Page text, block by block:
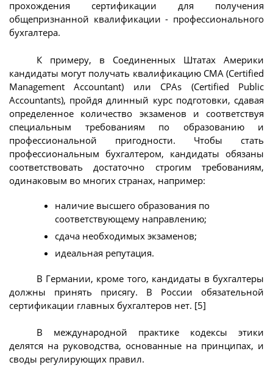
прохождения сертификации для получения
общепризнанной квалификации - профессионального
бухгалтера.
К примеру, в Соединенных Штатах Америки
кандидаты могут получать квалификацию CMA (Certified
Management Accountant) или CPAs (Certified Public
Accountants), пройдя длинный курс подготовки, сдавая
определенное количество экзаменов и соответствуя
специальным требованиям по образованию и
профессиональной пригодности. Чтобы стать
профессиональным бухгалтером, кандидаты обязаны
соответствовать достаточно строгим требованиям,
одинаковым во многих странах, например:
наличие высшего образования по
соответствующему направлению;
сдача необходимых экзаменов;
идеальная репутация.
В Германии, кроме того, кандидаты в бухгалтеры
должны принять присягу. В России обязательной
сертификации главных бухгалтеров нет. [5]
В международной практике кодексы этики
делятся на руководства, основанные на принципах, и
своды регулирующих правил.